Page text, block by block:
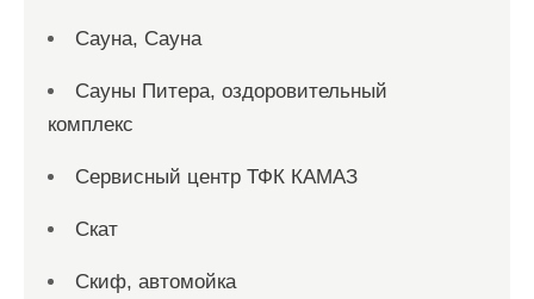
Сауна, Сауна
Сауны Питера, оздоровительный
комплекс
Сервисный центр ТФК КАМАЗ
Скат
Скиф, автомойка